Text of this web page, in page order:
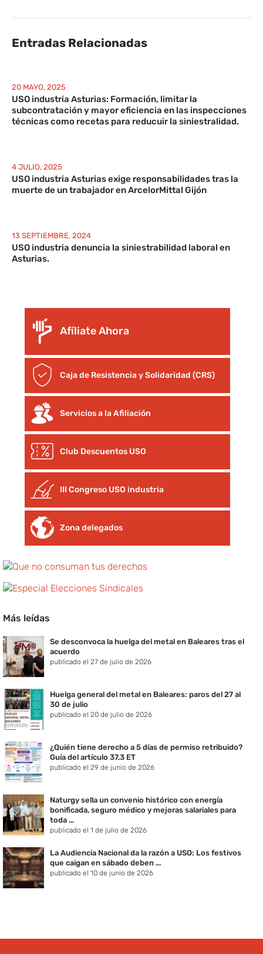
Entradas Relacionadas
20 MAYO, 2025
USO industria Asturias: Formación, limitar la
subcontratación y mayor eficiencia en las inspecciones
técnicas como recetas para reducuir la siniestralidad.
4 JULIO, 2025
USO industria Asturias exige responsabilidades tras la
muerte de un trabajador en ArcelorMittal Gijón
13 SEPTIEMBRE, 2024
USO industria denuncia la siniestrabilidad laboral en
Asturias.
Afíliate Ahora
Caja de Resistencia y Solidaridad (CRS)
Servicios a la Afiliación
Club Descuentos USO
III Congreso USO industria
Zona delegados
Más leídas
Se desconvoca la huelga del metal en Baleares tras el
acuerdo
publicado el 27 de julio de 2026
Huelga general del metal en Baleares: paros del 27 al
30 de julio
publicado el 20 de julio de 2026
¿Quién tiene derecho a 5 días de permiso retribuido?
Guía del artículo 37.3 ET
publicado el 29 de junio de 2026
Naturgy sella un convenio histórico con energía
bonificada, seguro médico y mejoras salariales para
toda ...
publicado el 1 de julio de 2026
La Audiencia Nacional da la razón a USO: Los festivos
que caigan en sábado deben ...
publicado el 10 de junio de 2026